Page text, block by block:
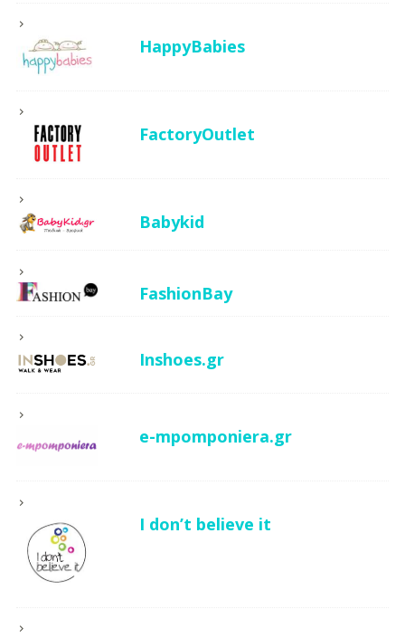
HappyBabies
FactoryOutlet
Babykid
FashionBay
Inshoes.gr
e-mpomponiera.gr
I don’t believe it